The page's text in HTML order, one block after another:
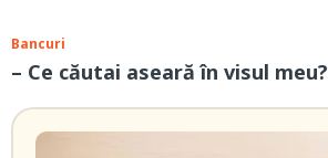
Bancuri
– Ce căutai aseară în visul meu?